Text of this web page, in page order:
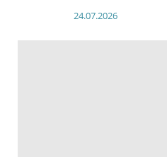
24.07.2026